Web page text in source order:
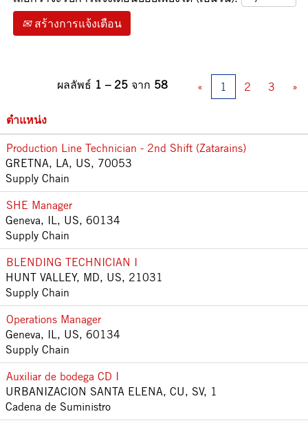
สร้างการแจ้งเตือน
ผลลัพธ์ 1 – 25 จาก 58 « 1 2 3 »
ตำแหน่ง
Production Line Technician - 2nd Shift (Zatarains)
GRETNA, LA, US, 70053
Supply Chain
SHE Manager
Geneva, IL, US, 60134
Supply Chain
BLENDING TECHNICIAN I
HUNT VALLEY, MD, US, 21031
Supply Chain
Operations Manager
Geneva, IL, US, 60134
Supply Chain
Auxiliar de bodega CD I
URBANIZACION SANTA ELENA, CU, SV, 1
Cadena de Suministro